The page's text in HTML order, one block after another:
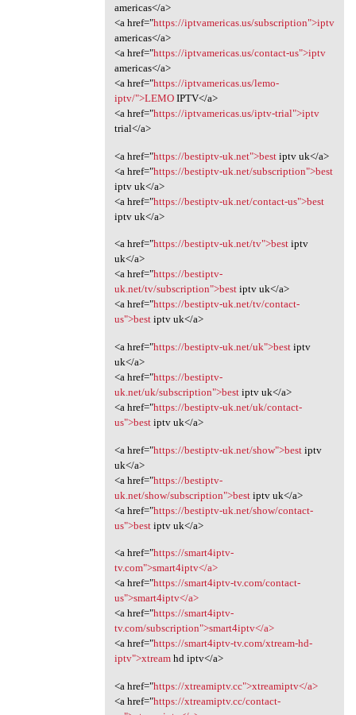
americas</a>
<a href="https://iptvamericas.us/subscription">iptv
americas</a>
<a href="https://iptvamericas.us/contact-us">iptv
americas</a>
<a href="https://iptvamericas.us/lemo-
iptv/">LEMOIPTV</a>
<a href="https://iptvamericas.us/iptv-trial">iptv
trial</a>
<a href="https://bestiptv-uk.net">bestiptv uk</a>
<a href="https://bestiptv-uk.net/subscription">best
iptv uk</a>
<a href="https://bestiptv-uk.net/contact-us">best
iptv uk</a>
<a href="https://bestiptv-uk.net/tv">bestiptv
uk</a>
<a href="https://bestiptv-
uk.net/tv/subscription">bestiptv uk</a>
<a href="https://bestiptv-uk.net/tv/contact-
us">bestiptv uk</a>
<a href="https://bestiptv-uk.net/uk">bestiptv
uk</a>
<a href="https://bestiptv-
uk.net/uk/subscription">bestiptv uk</a>
<a href="https://bestiptv-uk.net/uk/contact-
us">bestiptv uk</a>
<a href="https://bestiptv-uk.net/show">bestiptv
uk</a>
<a href="https://bestiptv-
uk.net/show/subscription">bestiptv uk</a>
<a href="https://bestiptv-uk.net/show/contact-
us">bestiptv uk</a>
<a href="https://smart4iptv-
tv.com">smart4iptv</a>
<a href="https://smart4iptv-tv.com/contact-
us">smart4iptv</a>
<a href="https://smart4iptv-
tv.com/subscription">smart4iptv</a>
<a href="https://smart4iptv-tv.com/xtream-hd-
iptv">xtreamhd iptv</a>
<a href="https://xtreamiptv.cc">xtreamiptv</a>
<a href="https://xtreamiptv.cc/contact-